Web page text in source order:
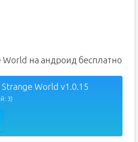
World на андроид бесплатно
Strange World v1.0.15
3)